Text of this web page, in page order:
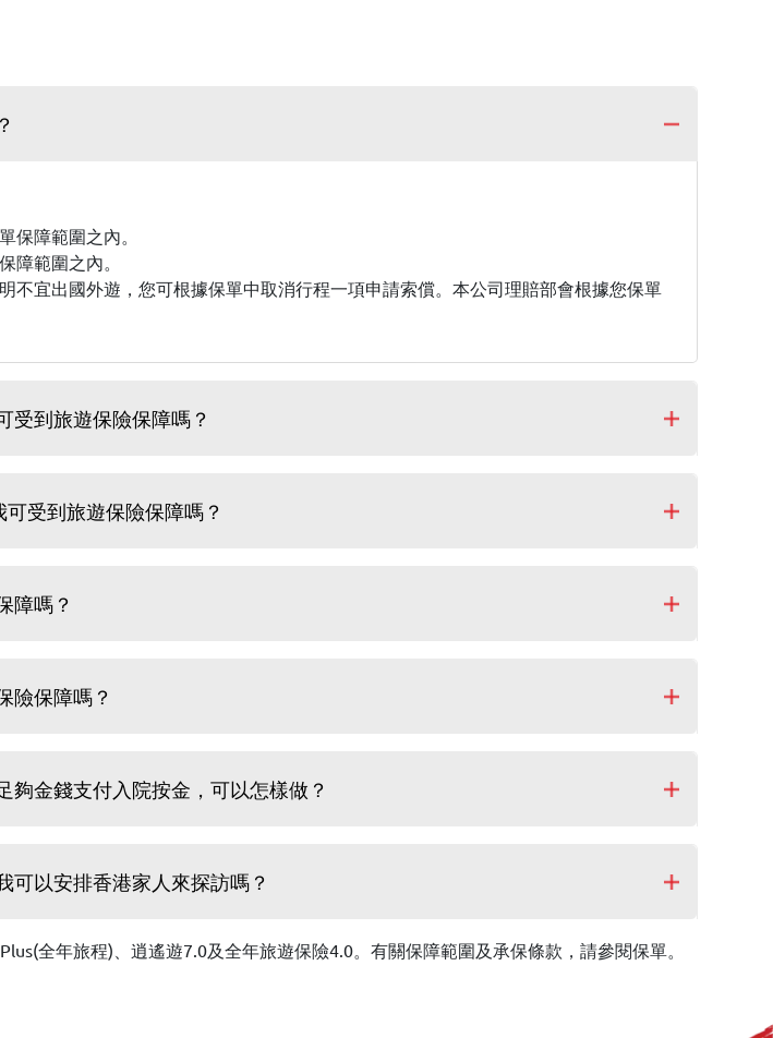
保障範圍之內。
障範圍之內。
宜出國外遊，您可根據保單中取消行程一項申請索償。本公司理賠部會根據您保單
受到旅遊保險保障嗎？
受到旅遊保險保障嗎？
障嗎？
險保障嗎？
金錢支付入院按金，可以怎樣做？
可以安排香港家人來探訪嗎？
全年旅程)、逍遙遊7.0及全年旅遊保險4.0。有關保障範圍及承保條款，請參閱保單。